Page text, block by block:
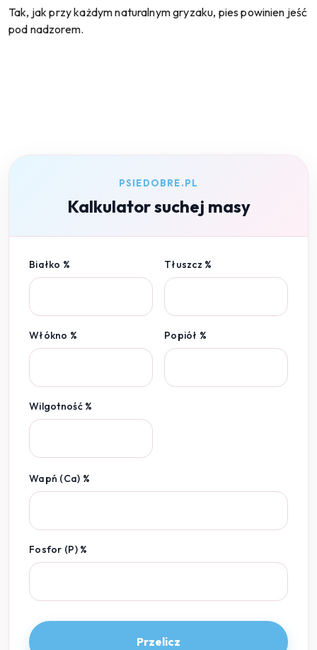
Tak, jak przy każdym naturalnym gryzaku, pies powinien jeść
pod nadzorem.
PSIEDOBRE.PL
Kalkulator suchej masy
Białko % Tłuszcz %
Włókno % Popiół %
Wilgotność %
Wapń (Ca) %
Fosfor (P) %
Przelicz